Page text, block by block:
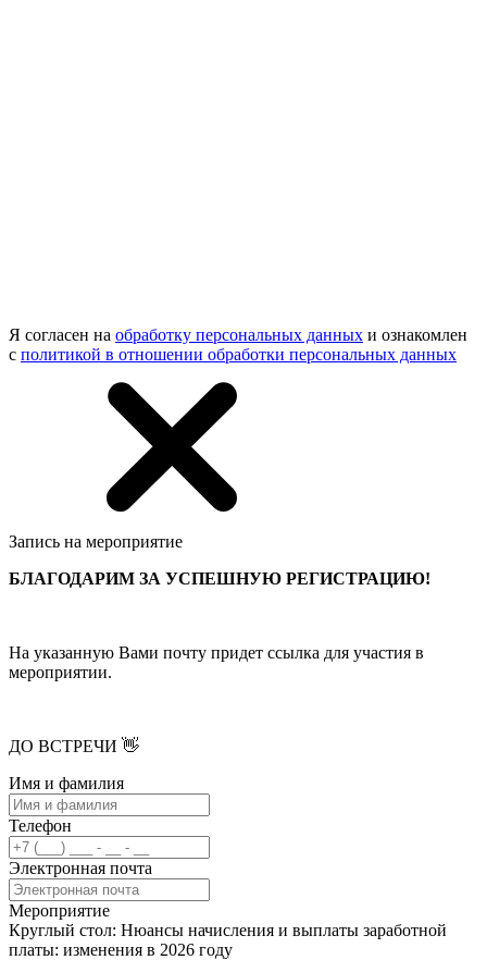
Я согласен на обработку персональных данных и ознакомлен
с политикой в отношении обработки персональных данных
Запись на мероприятие
БЛАГОДАРИМ ЗА УСПЕШНУЮ РЕГИСТРАЦИЮ!
На указанную Вами почту придет ссылка для участия в
мероприятии.
ДО ВСТРЕЧИ 👋
Имя и фамилия
Телефон
Электронная почта
Мероприятие
Круглый стол: Нюансы начисления и выплаты заработной
платы: изменения в 2026 году